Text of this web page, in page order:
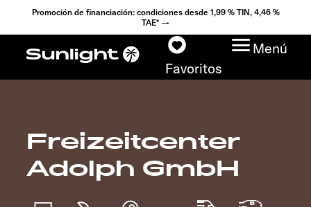
Promoción de financiación: condiciones desde 1,99 % TIN, 4,46 %
TAE* →
Favoritos
Menú
Modelos
Configurador
Freizeitcenter
Adolph GmbH